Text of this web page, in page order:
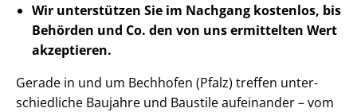
Wir unterstützen Sie im Nachgang kostenlos, bis
Behörden und Co. den von uns ermittelten Wert
akzeptieren.
Gerade in und um Bechhofen (Pfalz) treffen un­ter­
schied­li­che Baujahre und Baustile aufeinander – vom